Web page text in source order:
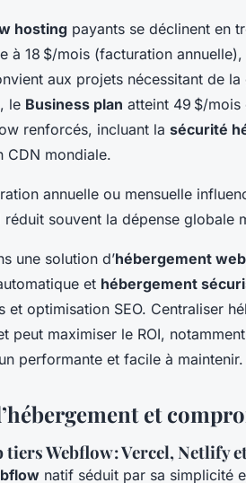
hosting payants se déclinent en
à 18 $/mois (facturation
aux projets nécessitant de
le Business plan atteint 49 $/
renforcés, incluant la sécurité
CDN mondiale.
annuelle ou mensuelle
réduit souvent la dépense globale
une solution d’hébergement
et hébergement
et optimisation SEO. Centraliser
peut maximiser le ROI,
performante et facile à maintenir.
et
tiers Webflow : Vercel, Netlify
natif séduit par sa simplicité